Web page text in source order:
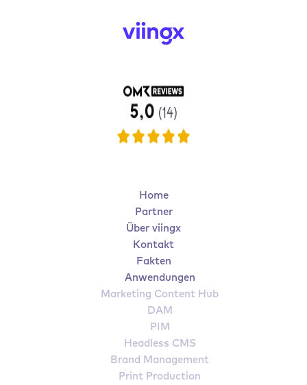
Home
Partner
Über viingx
Kontakt
Fakten
Anwendungen
Marketing Content Hub
DAM
PIM
Headless CMS
Brand Management
Print Production